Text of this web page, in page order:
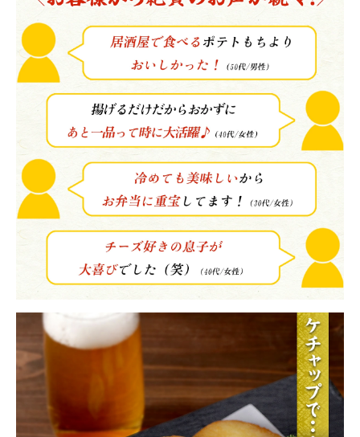
注文終了後の変更・キャンセルはお受けできません。
(必
須)
領収書・納品書等は一切同封しておりません。領収書は購入履歴
から印刷してご利用ください。
カートに入れる